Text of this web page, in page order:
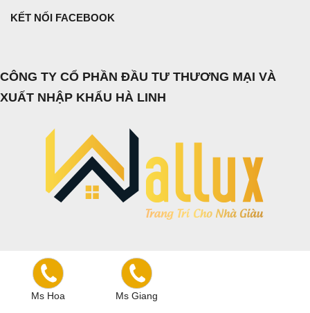
KẾT NỐI FACEBOOK
CÔNG TY CỔ PHẦN ĐẦU TƯ THƯƠNG MẠI VÀ
XUẤT NHẬP KHẨU HÀ LINH
SẢN XUẤT TẤM ỐP TƯỜNG, TẤM ỐP TRÁNG GƯƠNG
WALLUX, TRANH - GƯƠNG - ĐỒNG HỒ TREO TƯỜNG
ĐỊA CHỈ: CỤM CÔNG NGHIỆP THANH OAI, BÍCH HÒA, THANH
Ms Hoa Ms Giang